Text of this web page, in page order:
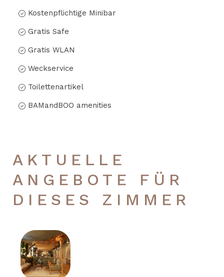
Kostenpflichtige Minibar
Gratis Safe
Gratis WLAN
Weckservice
Toilettenartikel
BAMandBOO amenities
AKTUELLE
ANGEBOTE FÜR
DIESES ZIMMER